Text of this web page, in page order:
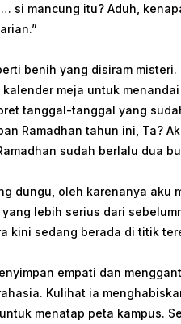
si mancung itu? Aduh,
benih yang disiram
kalender meja untuk
tanggal-tanggal yang
Ramadhan tahun ini, Ta?
sudah berlalu dua
dungu, oleh karenanya aku
lebih serius dari
kini sedang berada di titik
empati dan
Kulihat ia
menatap peta kampus.